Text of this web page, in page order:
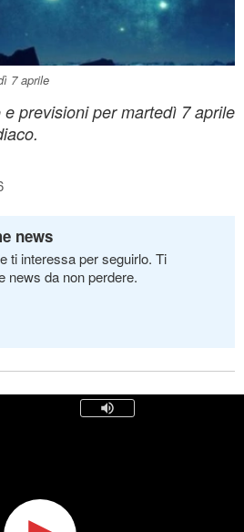
7 aprile
previsioni per martedì 7 aprile
news
ti interessa per seguirlo. Ti
news da non perdere.